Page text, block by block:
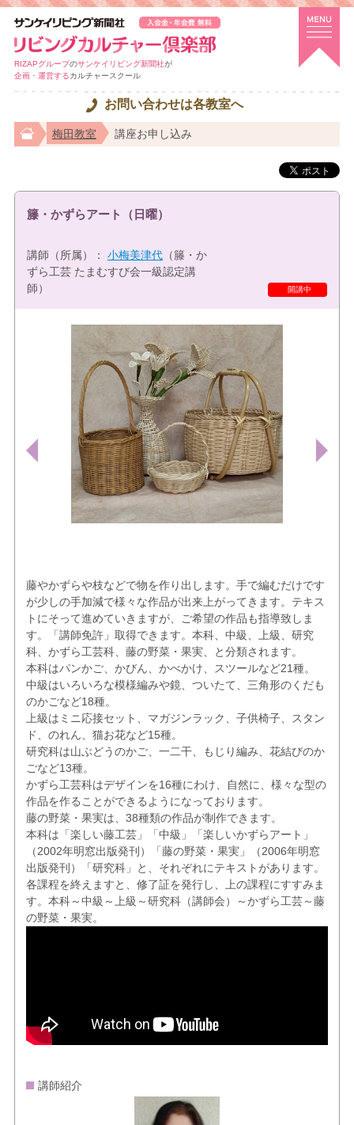
RIZAPグループのサンケイリビング新聞社が
企画・運営するカルチャースクール
お問い合わせは各教室へ
梅田教室 講座お申し込み
開講中
籐・かずらアート（日曜）
講師（所属）： 小梅美津代（籐・か
ずら工芸 たまむすび会一級認定講
師）
藤やかずらや枝などで物を作り出します。手で編むだけです
が少しの手加減で様々な作品が出来上がってきます。テキス
トにそって進めていきますが、ご希望の作品も指導致しま
す。「講師免許」取得できます。本科、中級、上級、研究
科、かずら工芸科、藤の野菜・果実、と分類されます。
本科はパンかご、かびん、かべかけ、スツールなど21種。
中級はいろいろな模様編みや鏡、ついたて、三角形のくだも
のかごなど18種。
上級はミニ応接セット、マガジンラック、子供椅子、スタン
ド、のれん、猫お花など15種。
研究科は山ぶどうのかご、一二干、もじり編み、花結びのか
ごなど13種。
かずら工芸科はデザインを16種にわけ、自然に、様々な型の
作品を作ることができるようになっております。
藤の野菜・果実は、38種類の作品が制作できます。
本科は「楽しい藤工芸」「中級」「楽しいかずらアート」
（2002年明窓出版発刊）「藤の野菜・果実」（2006年明窓
出版発刊）「研究科」と、それぞれにテキストがあります。
各課程を終えますと、修了証を発行し、上の課程にすすみま
す。本科～中級～上級～研究科（講師会）～かずら工芸～藤
の野菜・果実。
講師紹介